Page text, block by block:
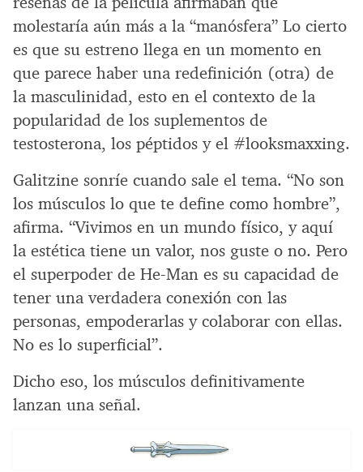
molestaría aún más a la “manósfera” Lo cierto
es que su estreno llega en un momento en
que parece haber una redefinición (otra) de
la masculinidad, esto en el contexto de la
popularidad de los suplementos de
testosterona, los péptidos y el #looksmaxxing.
Galitzine sonríe cuando sale el tema. “No son
los músculos lo que te define como hombre”,
afirma. “Vivimos en un mundo físico, y aquí
la estética tiene un valor, nos guste o no. Pero
el superpoder de He-Man es su capacidad de
tener una verdadera conexión con las
personas, empoderarlas y colaborar con ellas.
No es lo superficial”.
Dicho eso, los músculos definitivamente
lanzan una señal.